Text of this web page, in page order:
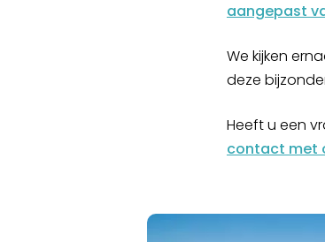
aangepast
We kijken
deze
Heeft u een
contact met